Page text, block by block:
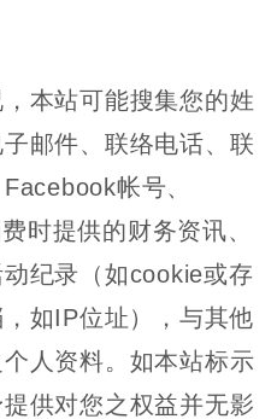
本站可能搜集您的姓
邮件、联络电话、联
帐号、
时提供的财务资讯、
纪录（如cookie或存
如IP位址），与其他
人资料。如本站标示
供对您之权益并无影